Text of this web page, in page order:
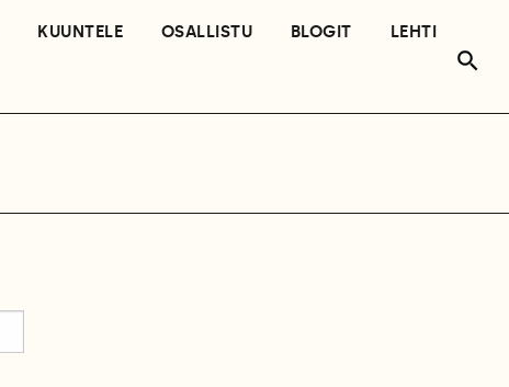
KUUNTELE OSALLISTU BLOGIT
LEHTI